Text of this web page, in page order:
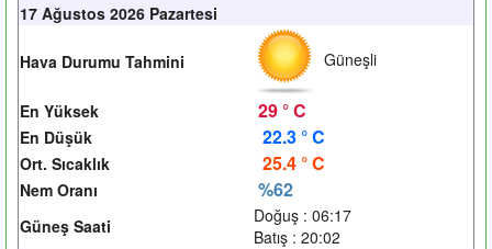
17 Ağustos 2026 Pazartesi
Hava Durumu Tahmini Güneşli
En Yüksek 29 ° C
En Düşük 22.3 ° C
Ort. Sıcaklık 25.4 ° C
Nem Oranı %62
Güneş Saati
Doğuş : 06:17
Batış : 20:02